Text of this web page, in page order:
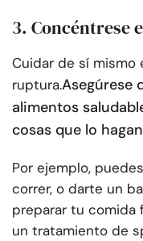
3. Concéntrese
Cuidar de sí mismo
ruptura.Asegúrese
alimentos
cosas que lo
Por ejemplo,
correr, o darte un
preparar tu comida
un tratamiento de